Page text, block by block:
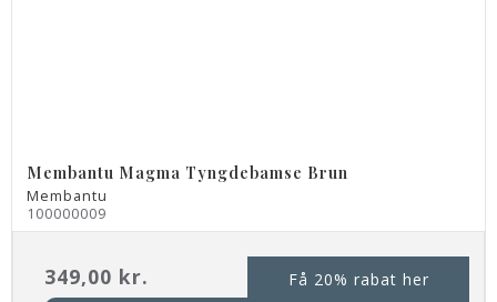
Membantu Magma Tyngdebamse Brun
Membantu
100000009
349,00 kr. Få 20% rabat her